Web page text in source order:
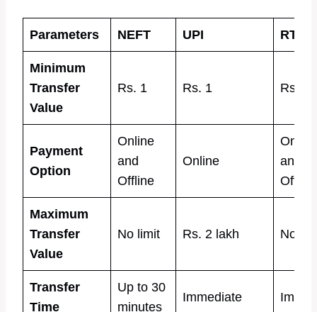
Parameters NEFT UPI RTGS
Minimum
Transfer
Value
Rs. 1 Rs. 1 Rs. 2
Payment
Option
Online
and
Offline
Online
Online
and
Offline
Maximum
Transfer
Value
No limit Rs. 2 lakh No
Transfer
Time
Up to 30
minutes
Immediate